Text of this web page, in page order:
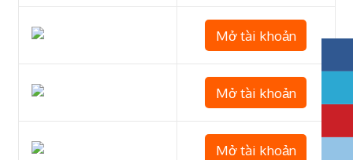
Mở tài khoản
Mở tài khoản
Mở tài khoản